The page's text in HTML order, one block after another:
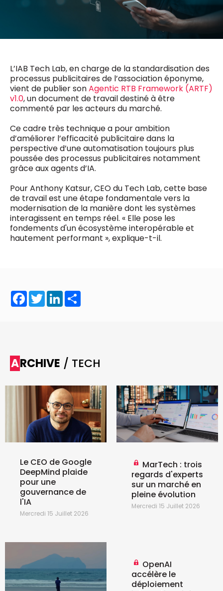
L’IAB Tech Lab, en charge de la standardisation des
processus publicitaires de l’association éponyme,
vient de publier sonAgentic RTB Framework (ARTF)
v1.0, un document de travail destiné à être
commenté par les acteurs du marché.
Ce cadre très technique a pour ambition
d’améliorer l’efficacité publicitaire dans la
perspective d’une automatisation toujours plus
poussée des processus publicitaires notamment
grâce aux agents d’IA.
Pour Anthony Katsur, CEO du Tech Lab, cette base
de travail est une étape fondamentale vers la
modernisation de la manière dont les systèmes
interagissent en temps réel. « Elle pose les
fondements d'un écosystème interopérable et
hautement performant », explique-t-il.
Facebook
TwitterLinkedIn
ARCHIVE / TECH
Le CEO de Google
DeepMind plaide
pour une
gouvernance de
l'IA
Mercredi 15 Juillet 2026
MarTech : trois
regards d'experts
sur un marché en
pleine évolution
Mercredi 15 Juillet 2026
OpenAI
accélère le
déploiement
Chief Editor
g.byl@mm.be
Chief Editor
Damien Lemaire
0477 37 31 65
d.lemaire@mm.be
NOTRE CONTENU DIGITAL :
Daily
Freemium
access
5 x week
MM e - News
1 x week
MM Brunch
1 x week
MM Tech
10 x year
Research
10 x year
MM Blue
4 x year
MM Magazine
(digital)
Des questions ?